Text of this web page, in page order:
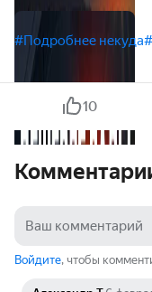
#Подробнее некуда
10
Войдите, чтобы